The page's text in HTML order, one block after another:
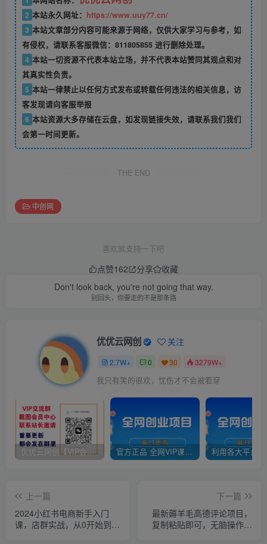
2 本站永久网址： https://www.uuy77.cn/
3 本站文章部分内容可能来源于网络，仅供大家学习与参考，如
有侵权，请联系客服微信：811805855 进行删除处理。
4 本站一切资源不代表本站立场，并不代表本站赞同其观点和对
其真实性负责。
5 本站一律禁止以任何方式发布或转载任何违法的相关信息，访
客发现请向客服举报
6 本站资源大多存储在云盘，如发现链接失效，请联系我们我们
会第一时间更新。
THE END
中创网
喜欢就支持一下吧
点赞162 分享
收藏
Don't look back, you're not going that way.
别回头，你要走的不是那条路
优优云网创 关注
2.7W+ 0 30 3279W+
我只有笑的很欢，忧伤才不会被看穿
优优云网创【VIP会员专属交流群】 官方正品 全网VIP课程 无损下载~
上一篇
2024小红书电商新手入门
课，店群实战，从0开始到学
下一篇
最新薅羊毛高德评论项目，
复制粘贴即可，无脑操作，